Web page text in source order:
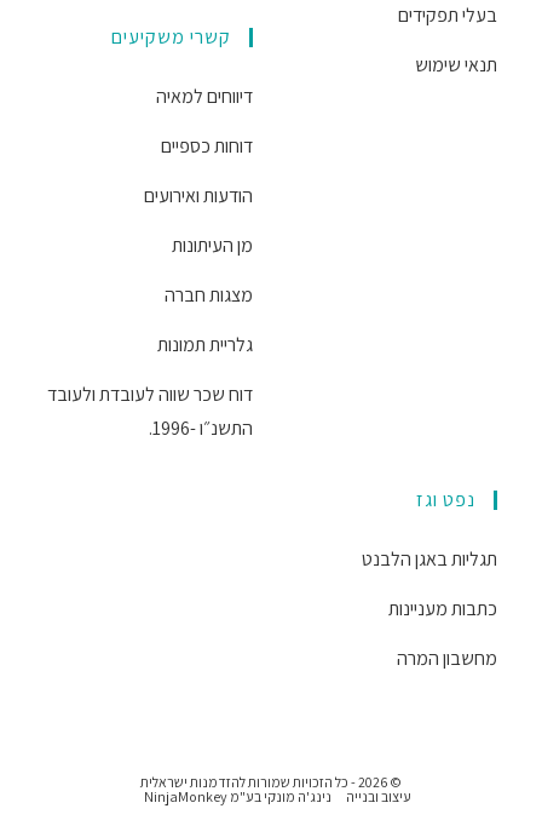
בעלי תפקידים
תנאי שימוש
קשרי משקיעים
דיווחים למאיה
דוחות כספיים
הודעות ואירועים
מן העיתונות
מצגות חברה
גלריית תמונות
דוח שכר שווה לעובדת ולעובד
התשנ״ו -1996.
נפט וגז
תגליות באגן הלבנט
כתבות מעניינות
מחשבון המרה
© 2026 - כל הזכויות שמורות להזדמנות ישראלית
עיצוב ובנייה
נינג'ה מונקי בע"מ NinjaMonkey